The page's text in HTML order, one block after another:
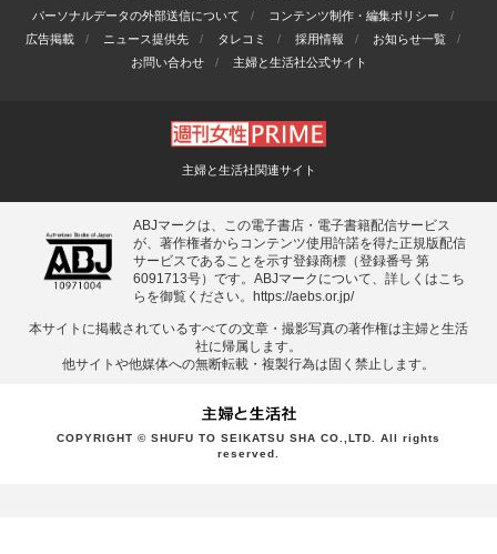
パーソナルデータの外部送信について
コンテンツ制作・編集ポリシー
広告掲載
ニュース提供先 タレコミ 採用情報
お知らせ一覧
お問い合わせ
主婦と生活社公式サイト
主婦と生活社関連サイト
ABJマークは、この電子書店・電子書籍配信サービス
が、著作権者からコンテンツ使用許諾を得た正規版配信
サービスであることを示す登録商標（登録番号 第
6091713号）です。ABJマークについて、詳しくはこち
らを御覧ください。
https://aebs.or.jp/
本サイトに掲載されているすべての⽂章・撮影写真の著作権は主婦と⽣活
社に帰属します。
他サイトや他媒体への無断転載・複製⾏為は固く禁⽌します。
COPYRIGHT © SHUFU TO SEIKATSU SHA CO.,LTD. All rights
reserved.